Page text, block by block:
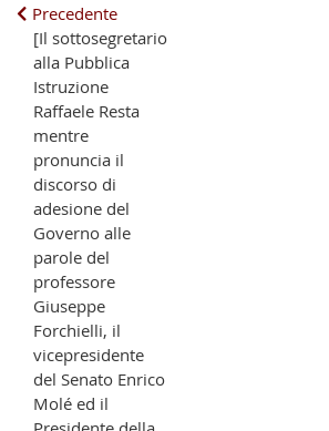
Precedente
[Il sottosegretario
alla Pubblica
Istruzione
Raffaele Resta
mentre
pronuncia il
discorso di
adesione del
Governo alle
parole del
professore
Giuseppe
Forchielli, il
vicepresidente
del Senato Enrico
Molé ed il